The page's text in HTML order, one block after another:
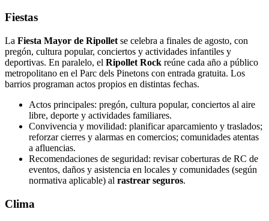
Fiestas
La Fiesta Mayor de Ripollet se celebra a finales de agosto, con
pregón, cultura popular, conciertos y actividades infantiles y
deportivas. En paralelo, el Ripollet Rock reúne cada año a público
metropolitano en el Parc dels Pinetons con entrada gratuita. Los
barrios programan actos propios en distintas fechas.
Actos principales: pregón, cultura popular, conciertos al aire
libre, deporte y actividades familiares.
Convivencia y movilidad: planificar aparcamiento y traslados;
reforzar cierres y alarmas en comercios; comunidades atentas
a afluencias.
Recomendaciones de seguridad: revisar coberturas de RC de
eventos, daños y asistencia en locales y comunidades (según
normativa aplicable) al rastrear seguros.
Clima